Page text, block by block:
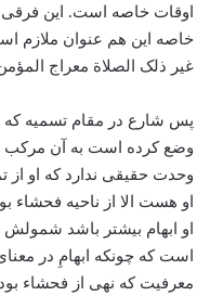
اوقات خاصه است. این فرقی
خاصه این هم عنوان ملازم
غیر ذلک الصلاة معراج
پس شارع در مقام تسمیه
وضع کرده است به آن مرکب
وحدت حقیقی ندارد که او از
او هست الا از ناحیه فحشاء
او ابهام بیشتر باشد
است که چونکه ابهامِ در
معرفیت که نهی از فحشاء